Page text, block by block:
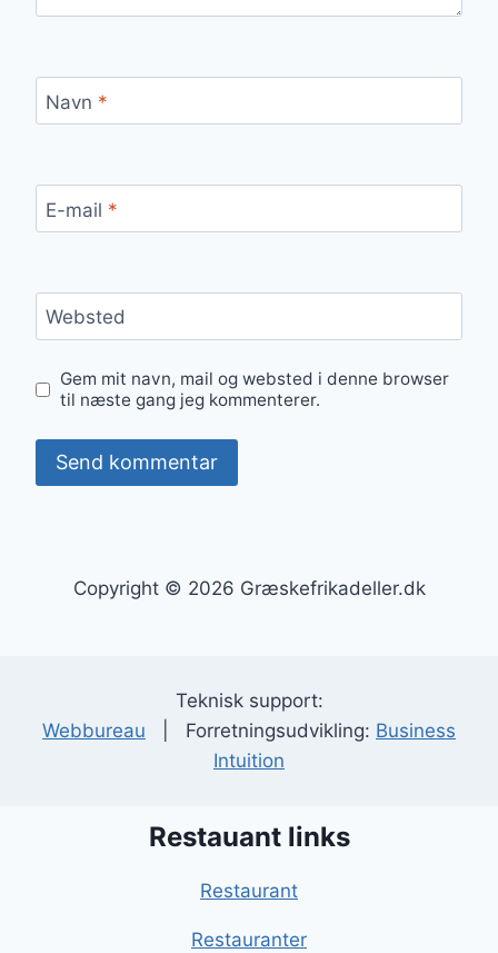
Navn *
E-mail *
Websted
Gem mit navn, mail og websted i denne browser
til næste gang jeg kommenterer.
Copyright © 2026 Græskefrikadeller.dk
Teknisk support:
Webbureau | Forretningsudvikling: Business
Intuition
Restauant links
Restaurant
Restauranter